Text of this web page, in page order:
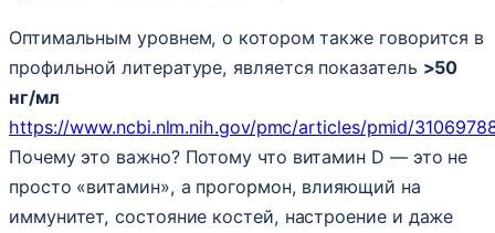
Оптимальным уровнем, о котором также говорится в
профильной литературе, является показатель >50
нг/мл
https://www.ncbi.nlm.nih.gov/pmc/articles/pmid/
Почему это важно? Потому что витамин D — это не
просто «витамин», а прогормон, влияющий на
иммунитет, состояние костей, настроение и даже